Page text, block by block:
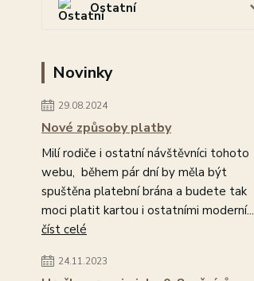
Ostatní
Novinky
29.08.2024
Nové způsoby platby
Milí rodiče i ostatní návštěvníci tohoto
webu, během pár dní by měla být
spuštěna platební brána a budete tak
moci platit kartou i ostatními moderní...
číst celé
24.11.2023